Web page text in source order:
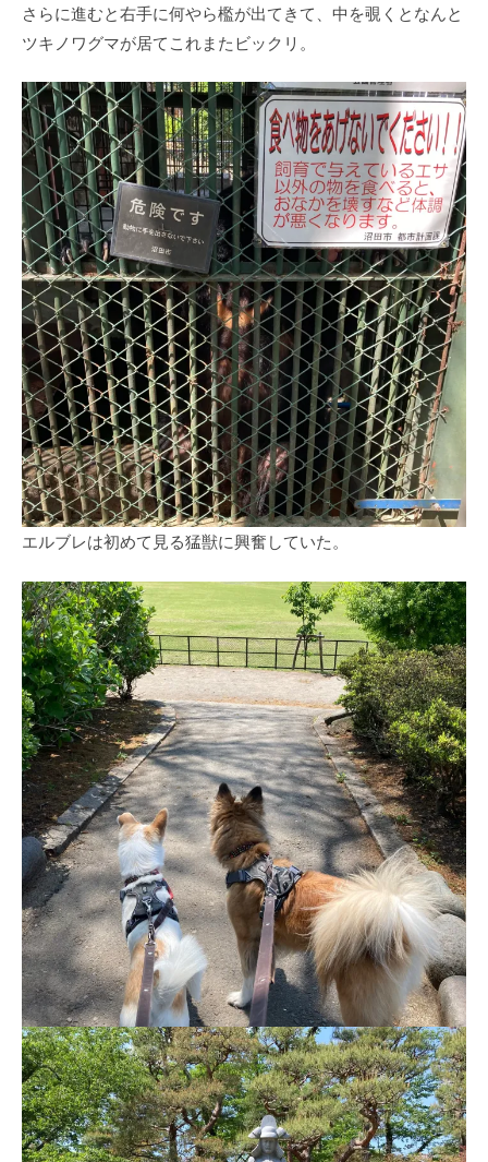
さらに進むと右手に何やら檻が出てきて、中を覗くとなんと
ツキノワグマが居てこれまたビックリ。
エルブレは初めて見る猛獣に興奮していた。